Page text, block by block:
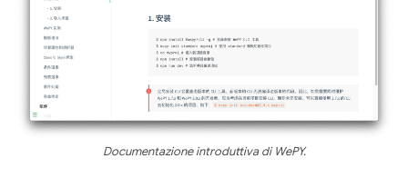
Documentazione introduttiva di WePY.